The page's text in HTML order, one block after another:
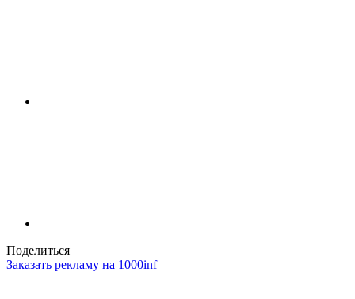
Поделиться
Заказать рекламу на 1000inf